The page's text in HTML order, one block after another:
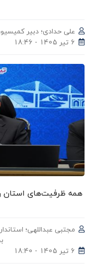
علی حدادی؛ دبیر
6 تیر 1405 - 18:46
همه ظرفیت‌های استان
مجتبی عبداللهی؛
6 تیر 1405 - 18:40